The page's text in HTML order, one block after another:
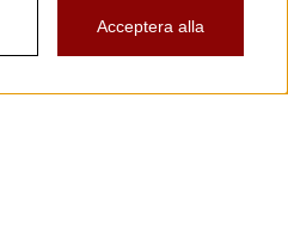
Acceptera alla